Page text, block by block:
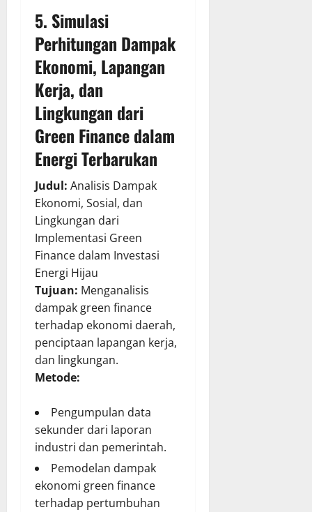
5. Simulasi
Perhitungan Dampak
Ekonomi, Lapangan
Kerja, dan
Lingkungan dari
Green Finance dalam
Energi Terbarukan
Judul: Analisis Dampak
Ekonomi, Sosial, dan
Lingkungan dari
Implementasi Green
Finance dalam Investasi
Energi Hijau
Tujuan: Menganalisis
dampak green finance
terhadap ekonomi daerah,
penciptaan lapangan kerja,
dan lingkungan.
Metode:
Pengumpulan data
sekunder dari laporan
industri dan pemerintah.
Pemodelan dampak
ekonomi green finance
terhadap pertumbuhan